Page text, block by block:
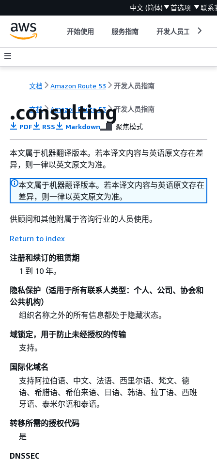
中文 (简体) 首选项 联系
开始使用 服务指南 开发人员工具
文档 Amazon Route 53 开发人员指南
文档 Amazon Route 53 开发人员指南
.consulting
PDF RSS Markdown 聚焦模式
本文属于机器翻译版本。若本译文内容与英语原文存在差
异，则一律以英文原文为准。
本文属于机器翻译版本。若本译文内容与英语原文存在
差异，则一律以英文原文为准。
供顾问和其他附属于咨询行业的人员使用。
Return to index
注册和续订的租赁期
1 到 10 年。
隐私保护（适用于所有联系人类型：个人、公司、协会和
公共机构）
组织名称之外的所有信息都处于隐藏状态。
域锁定，用于防止未经授权的传输
支持。
国际化域名
支持阿拉伯语、中文、法语、西里尔语、梵文、德
语、希腊语、希伯来语、日语、韩语、拉丁语、西班
牙语、泰米尔语和泰语。
转移所需的授权代码
是
DNSSEC